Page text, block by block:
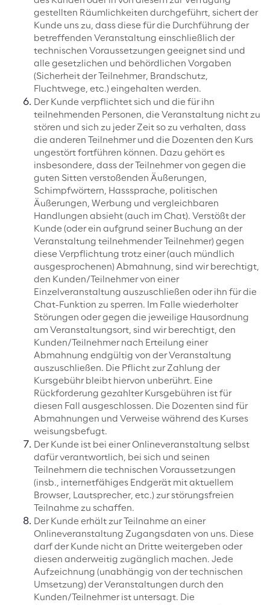
gestellten Räumlichkeiten durchgeführt, sichert der
Kunde uns zu, dass diese für die Durchführung der
betreffenden Veranstaltung einschließlich der
technischen Voraussetzungen geeignet sind und
alle gesetzlichen und behördlichen Vorgaben
(Sicherheit der Teilnehmer, Brandschutz,
Fluchtwege, etc.) eingehalten werden.
Der Kunde verpflichtet sich und die für ihn
teilnehmenden Personen, die Veranstaltung nicht zu
stören und sich zu jeder Zeit so zu verhalten, dass
die anderen Teilnehmer und die Dozenten den Kurs
ungestört fortführen können. Dazu gehört es
insbesondere, dass der Teilnehmer von gegen die
guten Sitten verstoßenden Äußerungen,
Schimpfwörtern, Hasssprache, politischen
Äußerungen, Werbung und vergleichbaren
Handlungen absieht (auch im Chat). Verstößt der
Kunde (oder ein aufgrund seiner Buchung an der
Veranstaltung teilnehmender Teilnehmer) gegen
diese Verpflichtung trotz einer (auch mündlich
ausgesprochenen) Abmahnung, sind wir berechtigt,
den Kunden/Teilnehmer von einer
Einzelveranstaltung auszuschließen oder ihn für die
Chat-Funktion zu sperren. Im Falle wiederholter
Störungen oder gegen die jeweilige Hausordnung
am Veranstaltungsort, sind wir berechtigt, den
Kunden/Teilnehmer nach Erteilung einer
Abmahnung endgültig von der Veranstaltung
auszuschließen. Die Pflicht zur Zahlung der
Kursgebühr bleibt hiervon unberührt. Eine
Rückforderung gezahlter Kursgebühren ist für
diesen Fall ausgeschlossen. Die Dozenten sind für
Abmahnungen und Verweise während des Kurses
weisungsbefugt.
Der Kunde ist bei einer Onlineveranstaltung selbst
dafür verantwortlich, bei sich und seinen
Teilnehmern die technischen Voraussetzungen
(insb., internetfähiges Endgerät mit aktuellem
Browser, Lautsprecher, etc.) zur störungsfreien
Teilnahme zu schaffen.
Der Kunde erhält zur Teilnahme an einer
Onlineveranstaltung Zugangsdaten von uns. Diese
darf der Kunde nicht an Dritte weitergeben oder
diesen anderweitig zugänglich machen. Jede
Aufzeichnung (unabhängig von der technischen
Umsetzung) der Veranstaltungen durch den
Kunden/Teilnehmer ist untersagt. Die